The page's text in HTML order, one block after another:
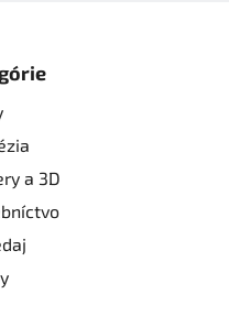
a 3D